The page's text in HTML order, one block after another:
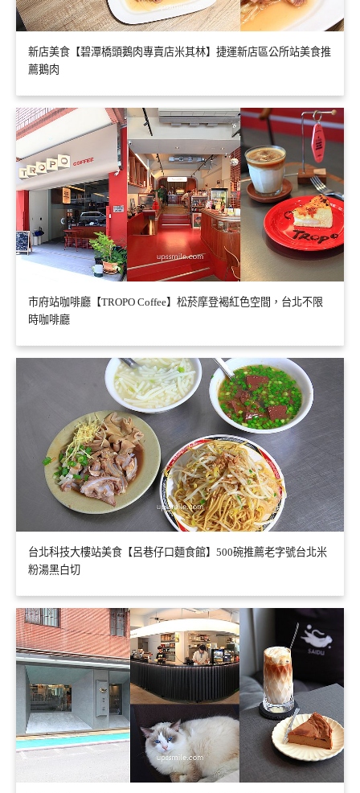
新店美食【碧潭橋頭鵝肉專賣店米其林】捷運新店區公所站美食推
薦鵝肉
市府站咖啡廳【TROPO Coffee】松菸摩登褐紅色空間，台北不限
時咖啡廳
台北科技大樓站美食【呂巷仔口麵食館】500碗推薦老字號台北米
粉湯黑白切